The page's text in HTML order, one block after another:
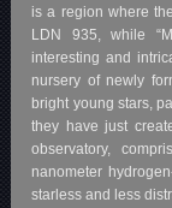
is a region where
LDN 935, while
interesting and
nursery of newly
bright young stars,
they have just
observatory,
nanometer
starless and less